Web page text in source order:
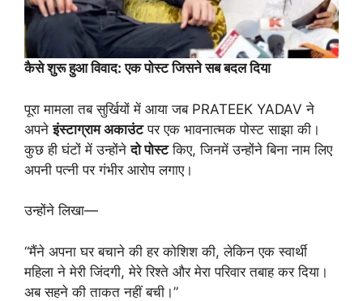
कैसेशुरूहुआविवाद:एकपोस्टजिसनेसबबदलदिया
पूरा मामला तब सुर्खियों में आया जब PRATEEK YADAV ने
अपनेइंस्टाग्रामअकाउंटपर एक भावनात्मक पोस्ट साझा की।
कुछ ही घंटों में उन्होंनेदोपोस्टकिए, जिनमें उन्होंने बिना नाम लिए
अपनी पत्नी पर गंभीर आरोप लगाए।
उन्होंने लिखा—
“मैंने अपना घर बचाने की हर कोशिश की, लेकिन एक स्वार्थी
महिला ने मेरी जिंदगी, मेरे रिश्ते और मेरा परिवार तबाह कर दिया।
अब सहने की ताकत नहीं बची।”